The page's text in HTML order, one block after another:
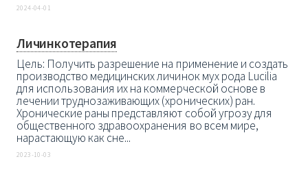
2024-04-01
Личинкотерапия
Цель: Получить разрешение на применение и создать
производство медицинских личинок мух рода Lucilia
для использования их на коммерческой основе в
лечении труднозаживающих (хронических) ран.
Хронические раны представляют собой угрозу для
общественного здравоохранения во всем мире,
нарастающую как сне...
2023-10-03